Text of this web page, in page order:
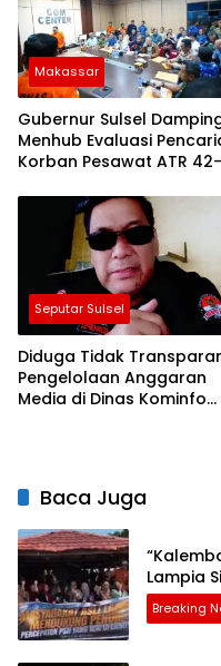
Makassar
Gubernur Sulsel
Menhub Evaluasi
Korban Pesawat ATR 42-
Seputar Sulsel
Diduga Tidak
Pengelolaan Anggaran
Media di Dinas Kominfo
Baca Juga
Lampia
Breaking